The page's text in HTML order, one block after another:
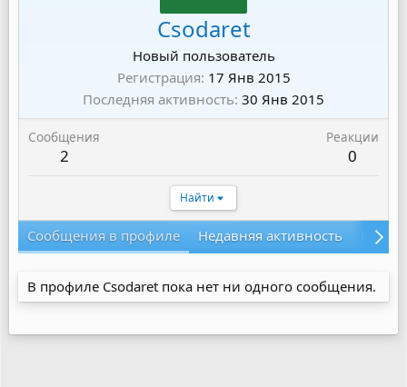
Csodaret
Новый пользователь
Регистрация 17 Янв 2015
Последняя активность 30 Янв 2015
Сообщения
2
Реакции
0
Найти
Сообщения в профиле Недавняя активность
В профиле Csodaret пока нет ни одного сообщения.